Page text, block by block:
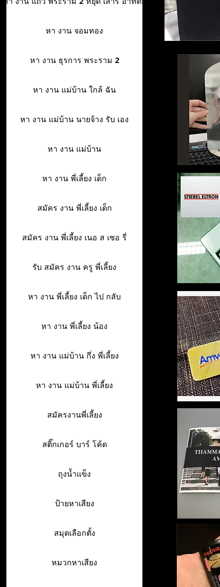
หา งาน จอมทอง
หา งาน ธุรการ พระราม 2
หา งาน แม่บ้าน ใกล้ ฉัน
หา งาน แม่บ้าน นายจ้าง รับ เอง
หา งาน แม่บ้าน
หา งาน พี่เลี้ยง เด็ก
สมัคร งาน พี่เลี้ยง เด็ก
สมัคร งาน พี่เลี้ยง เนอ ส เซอ รี่
รับ สมัคร งาน ครู พี่เลี้ยง
หา งาน พี่เลี้ยง เด็ก ไป กลับ
หา งาน พี่เลี้ยง น้อง
หา งาน แม่บ้าน กึ่ง พี่เลี้ยง
หา งาน แม่บ้าน พี่เลี้ยง
สมัครงานพี่เลี้ยง
สติ๊กเกอร์ บาร์ โค้ด
ถุงน้ำแข็ง
ป้ายหาเสียง
สมุดเลือกตั้ง
หมวกหาเสียง